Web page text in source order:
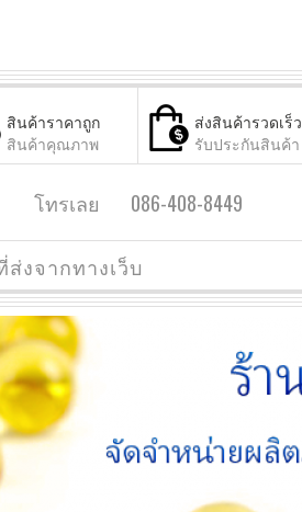
สินค้าราคาถูก
สินค้าคุณภาพ
ส่งสินค้ารวดเร็ว
รับประกันสินค้า
โทรเลย 086-408-8449
ส่งจากทางเว็บ